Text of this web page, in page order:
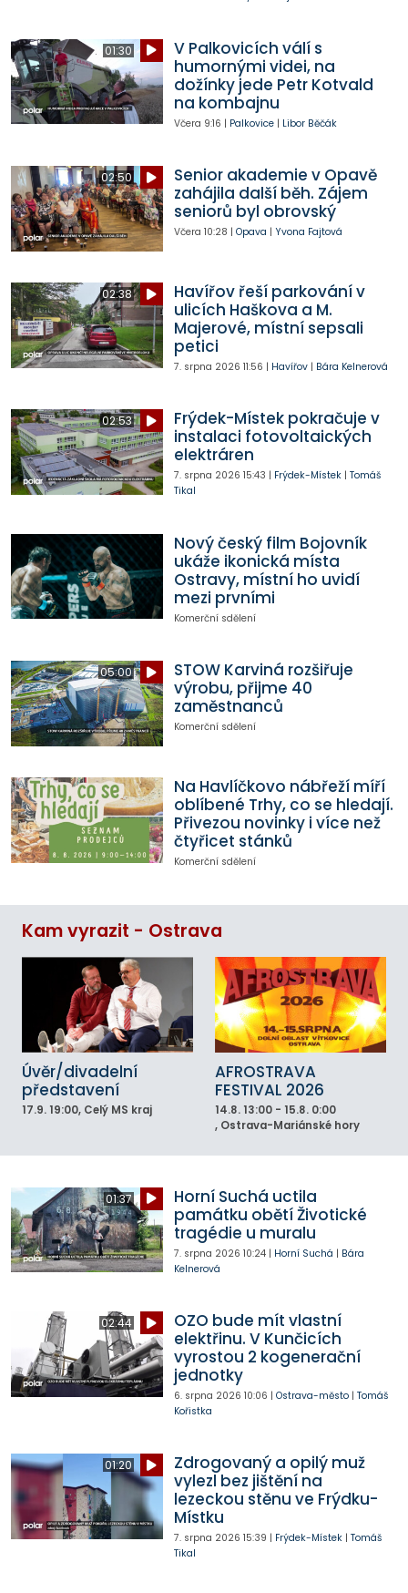
01:30
V Palkovicích válí s
humornými videi, na
dožínky jede Petr Kotvald
na kombajnu
Včera 9:16 | Palkovice| Libor Běčák
02:50
Senior akademie v Opavě
zahájila další běh. Zájem
seniorů byl obrovský
Včera 10:28 | Opava | Yvona Fajtová
02:38
Havířov řeší parkování v
ulicích Haškova a M.
Majerové, místní sepsali
petici
7. srpna 2026 11:56 | Havířov| Bára Kelnerová
02:53
Frýdek-Místek pokračuje v
instalaci fotovoltaických
elektráren
7. srpna 2026 15:43 | Frýdek-Místek| Tomáš
Tikal
Nový český film Bojovník
ukáže ikonická místa
Ostravy, místní ho uvidí
mezi prvními
Komerční sdělení
05:00
STOW Karviná rozšiřuje
výrobu, přijme 40
zaměstnanců
Komerční sdělení
Na Havlíčkovo nábřeží míří
oblíbené Trhy, co se hledají.
Přivezou novinky i více než
čtyřicet stánků
Komerční sdělení
Kam vyrazit - Ostrava
Úvěr/divadelní
představení
17.9. 19:00, Celý MS kraj
AFROSTRAVA
FESTIVAL 2026
14.8. 13:00 - 15.8. 0:00
, Ostrava-Mariánské hory
01:37
Horní Suchá uctila
památku obětí Životické
tragédie u muralu
7. srpna 2026 10:24| Horní Suchá | Bára
Kelnerová
02:44
OZO bude mít vlastní
elektřinu. V Kunčicích
vyrostou 2 kogenerační
jednotky
6. srpna 2026 10:06 | Ostrava-město| Tomáš
Kořistka
01:20
Zdrogovaný a opilý muž
vylezl bez jištění na
lezeckou stěnu ve Frýdku-
Místku
7. srpna 2026 15:39 | Frýdek-Místek| Tomáš
Tikal